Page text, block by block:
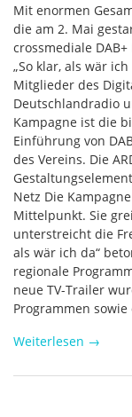
Mit enormen
die am 2. Mai
crossmediale
„So klar, als wär
Mitglieder des
Deutschlandradio
Kampagne ist die
Einführung von
des Vereins. Die
Netz Die
Mittelpunkt. Sie
unterstreicht die
als wär ich da“
regionale
neue TV-Trailer
Programmen
Weiterlesen →